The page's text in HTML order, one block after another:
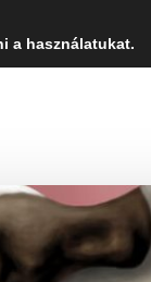
a használatukat.